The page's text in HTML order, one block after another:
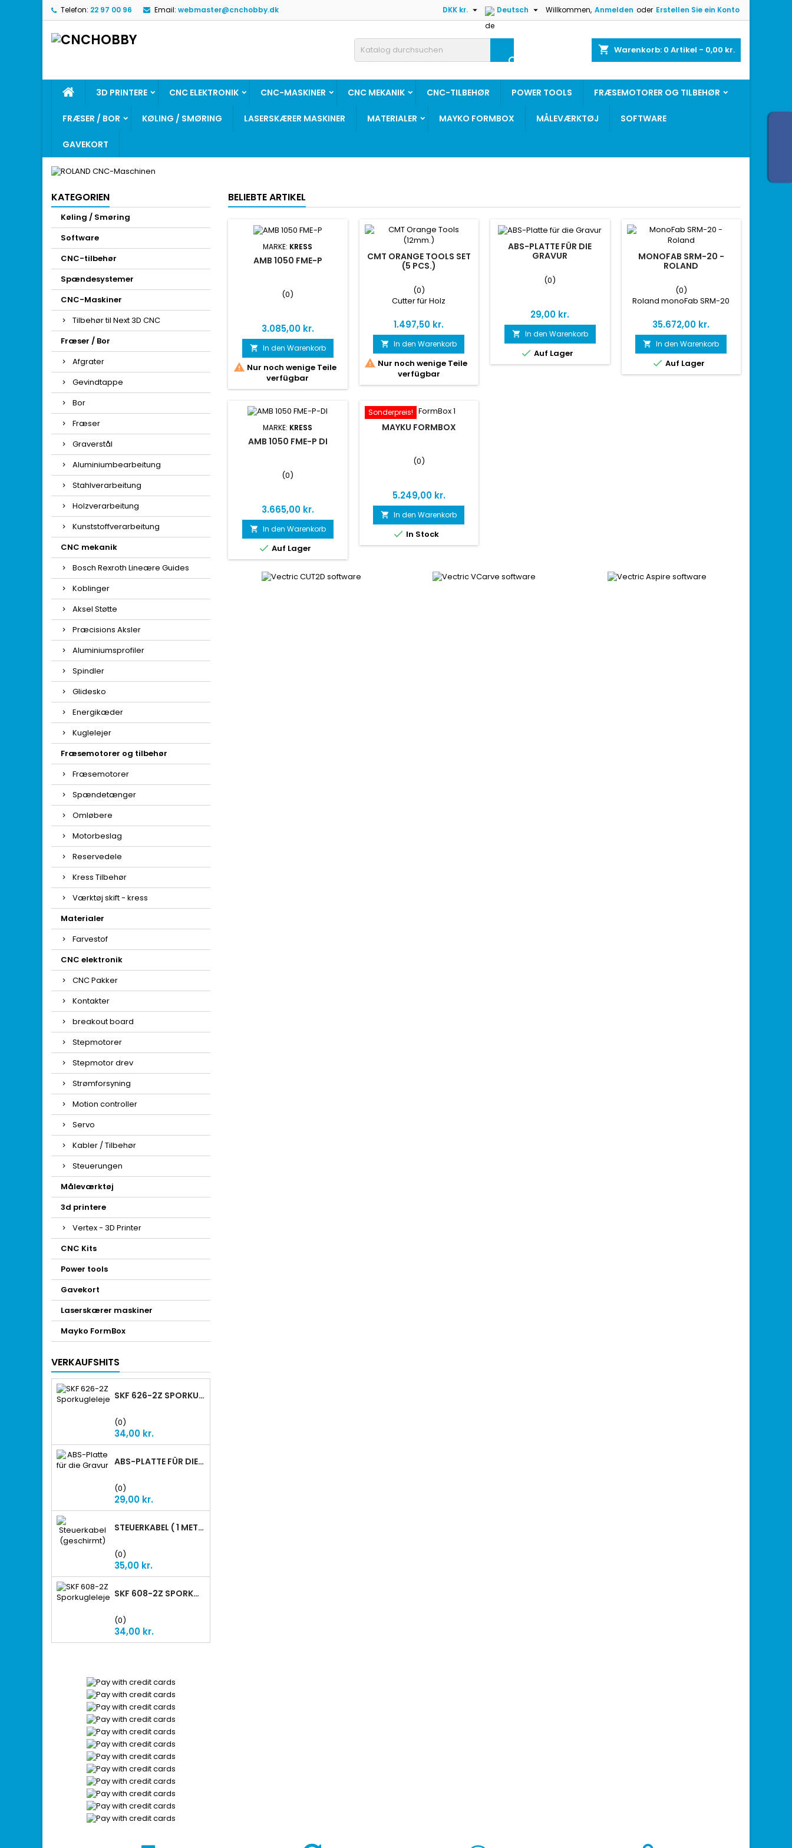
Telefon: 22 97 00 96 Email: webmaster@cnchobby.dk Willkommen, Anmelden oder Erstellen Sie ein Konto
Deutsch 
DKK kr. 
shopping_cart Warenkorb: 0 Artikel - 0,00 kr.

3D PRINTERE CNC ELEKTRONIK CNC-MASKINER CNC MEKANIK CNC-TILBEHØR POWER TOOLS FRÆSEMOTORER OG TILBEHØR
FRÆSER / BOR KØLING / SMØRING LASERSKÆRER MASKINER MATERIALER MAYKO FORMBOX MÅLEVÆRKTØJ SOFTWARE
GAVEKORT
ROLAND
MONOFAB SRM-20
MORE INFO!
KATEGORIEN
Køling / Smøring
Software
CNC-tilbehør
Spændesystemer
CNC-Maskiner
Tilbehør til Next 3D CNC
Fræser / Bor
Afgrater
Gevindtappe
Bor
Fræser
Graverstål
Aluminiumbearbeitung
Stahlverarbeitung
Holzverarbeitung
Kunststoffverarbeitung
CNC mekanik
Bosch Rexroth Lineære Guides
Koblinger
Aksel Støtte
Præcisions Aksler
Aluminiumsprofiler
Spindler
Glidesko
Energikæder
Kuglelejer
Fræsemotorer og tilbehør
Fræsemotorer
Spændetænger
Omløbere
Motorbeslag
Reservedele
Kress Tilbehør
Værktøj skift - kress
Materialer
Farvestof
CNC elektronik
CNC Pakker
Kontakter
breakout board
Stepmotorer
Stepmotor drev
Strømforsyning
Motion controller
Servo
Kabler / Tilbehør
Steuerungen
Måleværktøj
3d printere
Vertex - 3D Printer
CNC Kits
Power tools
Gavekort
Laserskærer maskiner
Mayko FormBox
VERKAUFSHITS
SKF 626-2Z SPORKUGLELEJE
(0)
Preis
34,00 kr.
ABS-PLATTE FÜR DIE GRAVUR
(0)
Preis
29,00 kr.
STEUERKABEL ( 1 METER GESCHIRMT)
(0)
Preis
35,00 kr.
SKF 608-2Z SPORKUGLELEJE
(0)
Preis
34,00 kr.
BELIEBTE ARTIKEL
MARKE: KRESS
AMB 1050 FME-P
(0)
Preis
3.085,00 kr.
 In den Warenkorb
 Nur noch wenige Teile
verfügbar
CMT ORANGE TOOLS SET
(5 PCS.)
(0)
Cutter für Holz
Preis
1.497,50 kr.
 In den Warenkorb
 Nur noch wenige Teile
verfügbar
ABS-PLATTE FÜR DIE
GRAVUR
(0)
Preis
29,00 kr.
 In den Warenkorb
 Auf Lager
MONOFAB SRM-20 -
ROLAND
(0)
Roland monoFab SRM-20
Preis
35.672,00 kr.
 In den Warenkorb
 Auf Lager
MARKE: KRESS
AMB 1050 FME-P DI
(0)
Preis
3.665,00 kr.
 In den Warenkorb
 Auf Lager
Sonderpreis!
MAYKU FORMBOX
(0)
Preis
5.249,00 kr.
 In den Warenkorb
 In Stock